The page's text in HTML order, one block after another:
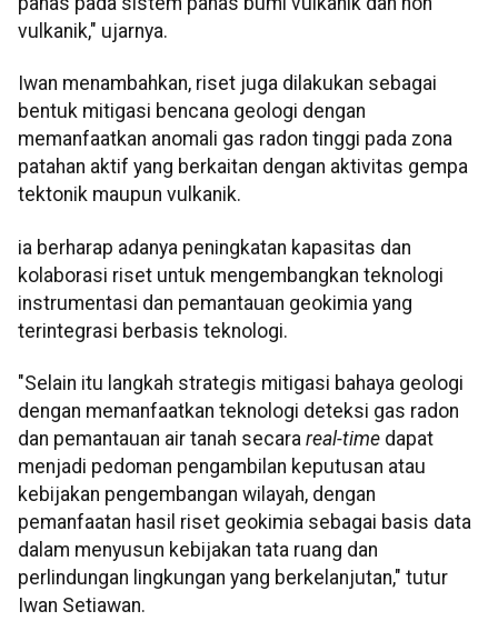
vulkanik," ujarnya.
Iwan menambahkan, riset juga dilakukan sebagai
bentuk mitigasi bencana geologi dengan
memanfaatkan anomali gas radon tinggi pada zona
patahan aktif yang berkaitan dengan aktivitas gempa
tektonik maupun vulkanik.
ia berharap adanya peningkatan kapasitas dan
kolaborasi riset untuk mengembangkan teknologi
instrumentasi dan pemantauan geokimia yang
terintegrasi berbasis teknologi.
"Selain itu langkah strategis mitigasi bahaya geologi
dengan memanfaatkan teknologi deteksi gas radon
dan pemantauan air tanah secara real-time dapat
menjadi pedoman pengambilan keputusan atau
kebijakan pengembangan wilayah, dengan
pemanfaatan hasil riset geokimia sebagai basis data
dalam menyusun kebijakan tata ruang dan
perlindungan lingkungan yang berkelanjutan," tutur
Iwan Setiawan.